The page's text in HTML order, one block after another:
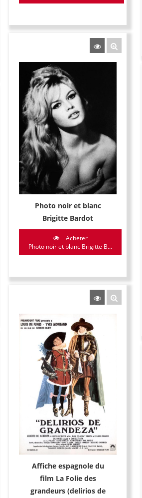
Photo noir et blanc
Brigitte Bardot
Acheter
Photo noir et blanc Brigitte B...
Affiche espagnole du
film La Folie des
grandeurs (delirios de